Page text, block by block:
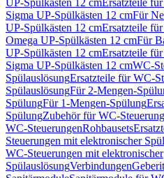
UP-Spülkästen 12 cmErsatzteile
Sigma UP-Spülkästen 12 cmFür
UP-Spülkästen 12 cmErsatzteile
Omega UP-Spülkästen 12 cmFür
UP-Spülkästen 12 cmErsatzteile
Sigma UP-Spülkästen 12 cmWC-
SpülauslösungErsatzteile für WC-
SpülauslösungFür 2-Mengen-
SpülungFür 1-Mengen-Spülung
SpülungZubehör für WC-
WC-SteuerungenRohbausets
Steuerungen mit elektronischer
WC-Steuerungen mit elektronischer
SpülauslösungVerbindungen